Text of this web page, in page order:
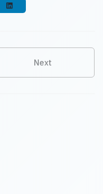
LinkedIn
Next